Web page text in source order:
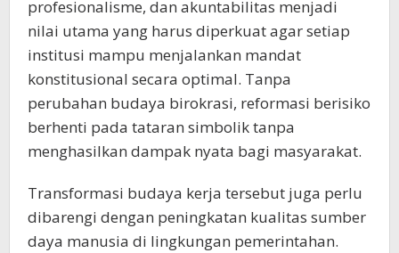
profesionalisme, dan akuntabilitas menjadi
nilai utama yang harus diperkuat agar setiap
institusi mampu menjalankan mandat
konstitusional secara optimal. Tanpa
perubahan budaya birokrasi, reformasi berisiko
berhenti pada tataran simbolik tanpa
menghasilkan dampak nyata bagi masyarakat.
Transformasi budaya kerja tersebut juga perlu
dibarengi dengan peningkatan kualitas sumber
daya manusia di lingkungan pemerintahan.